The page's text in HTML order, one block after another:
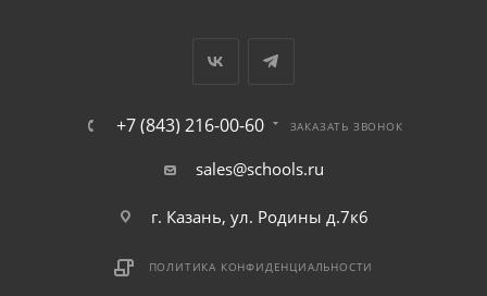
+7 (843) 216-00-60 ЗАКАЗАТЬ ЗВОНОК
sales@schools.ru
г. Казань, ул. Родины д.7к6
ПОЛИТИКА КОНФИДЕНЦИАЛЬНОСТИ